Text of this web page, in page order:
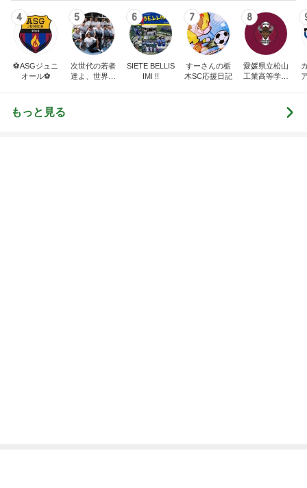
4
⚽️ASGジュニ
オール⚽️
5
次世代の若者
達よ、世界を
6
SIETE BELLIS
IMI !!
7
すーさんの栃
木SC応援日記
8
愛媛県立松山
工業高等学校
もっと見る